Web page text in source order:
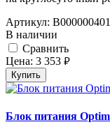
Артикул:
В наличии
Cравнить
Цена: 3 353 руб.
Купить
Блок питания